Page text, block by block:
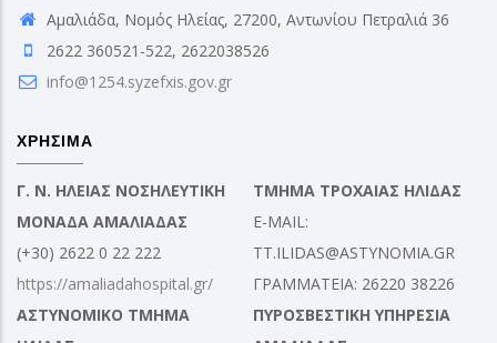
Αμαλιάδα, Νομός Ηλείας, 27200, Αντωνίου Πετραλιά 36
2622 360521-522, 2622038526
info@1254.syzefxis.gov.gr
ΧΡΗΣΙΜΑ
Γ. Ν. ΗΛΕΙΑΣ ΝΟΣΗΛΕΥΤΙΚΗ
ΜΟΝΑΔΑ ΑΜΑΛΙΑΔΑΣ
(+30) 2622 0 22 222
https://amaliadahospital.gr/
ΑΣΤΥΝΟΜΙΚΟ ΤΜΗΜΑ
ΤΜΗΜΑ ΤΡΟΧΑΙΑΣ ΗΛΙΔΑΣ
E-MAIL:
TT.ILIDAS@ASTYNOMIA.GR
ΓΡΑΜΜΑΤΕΙΑ: 26220 38226
ΠΥΡΟΣΒΕΣΤΙΚΗ ΥΠΗΡΕΣΙΑ